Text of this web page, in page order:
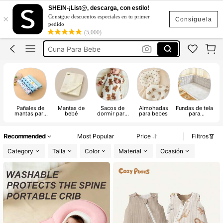
Consíguela
×
SHEIN-¡List@, descarga, con estilo!
Consigue descuentos especiales en tu primer
pedido
(5,000)
Muselina
Cobijas Para Bebés
Cuna Para Bebe
Colecho Para Bebe
Muselina
Cobijas Para Bebés
Pañales de
mantas para
Mantas de
bebé
Sacos de
dormir para
Almohadas
para bebes
Fundas de tela
para
Recommended Most Popular Price
Filtros
Category
Talla Color Material Ocasión